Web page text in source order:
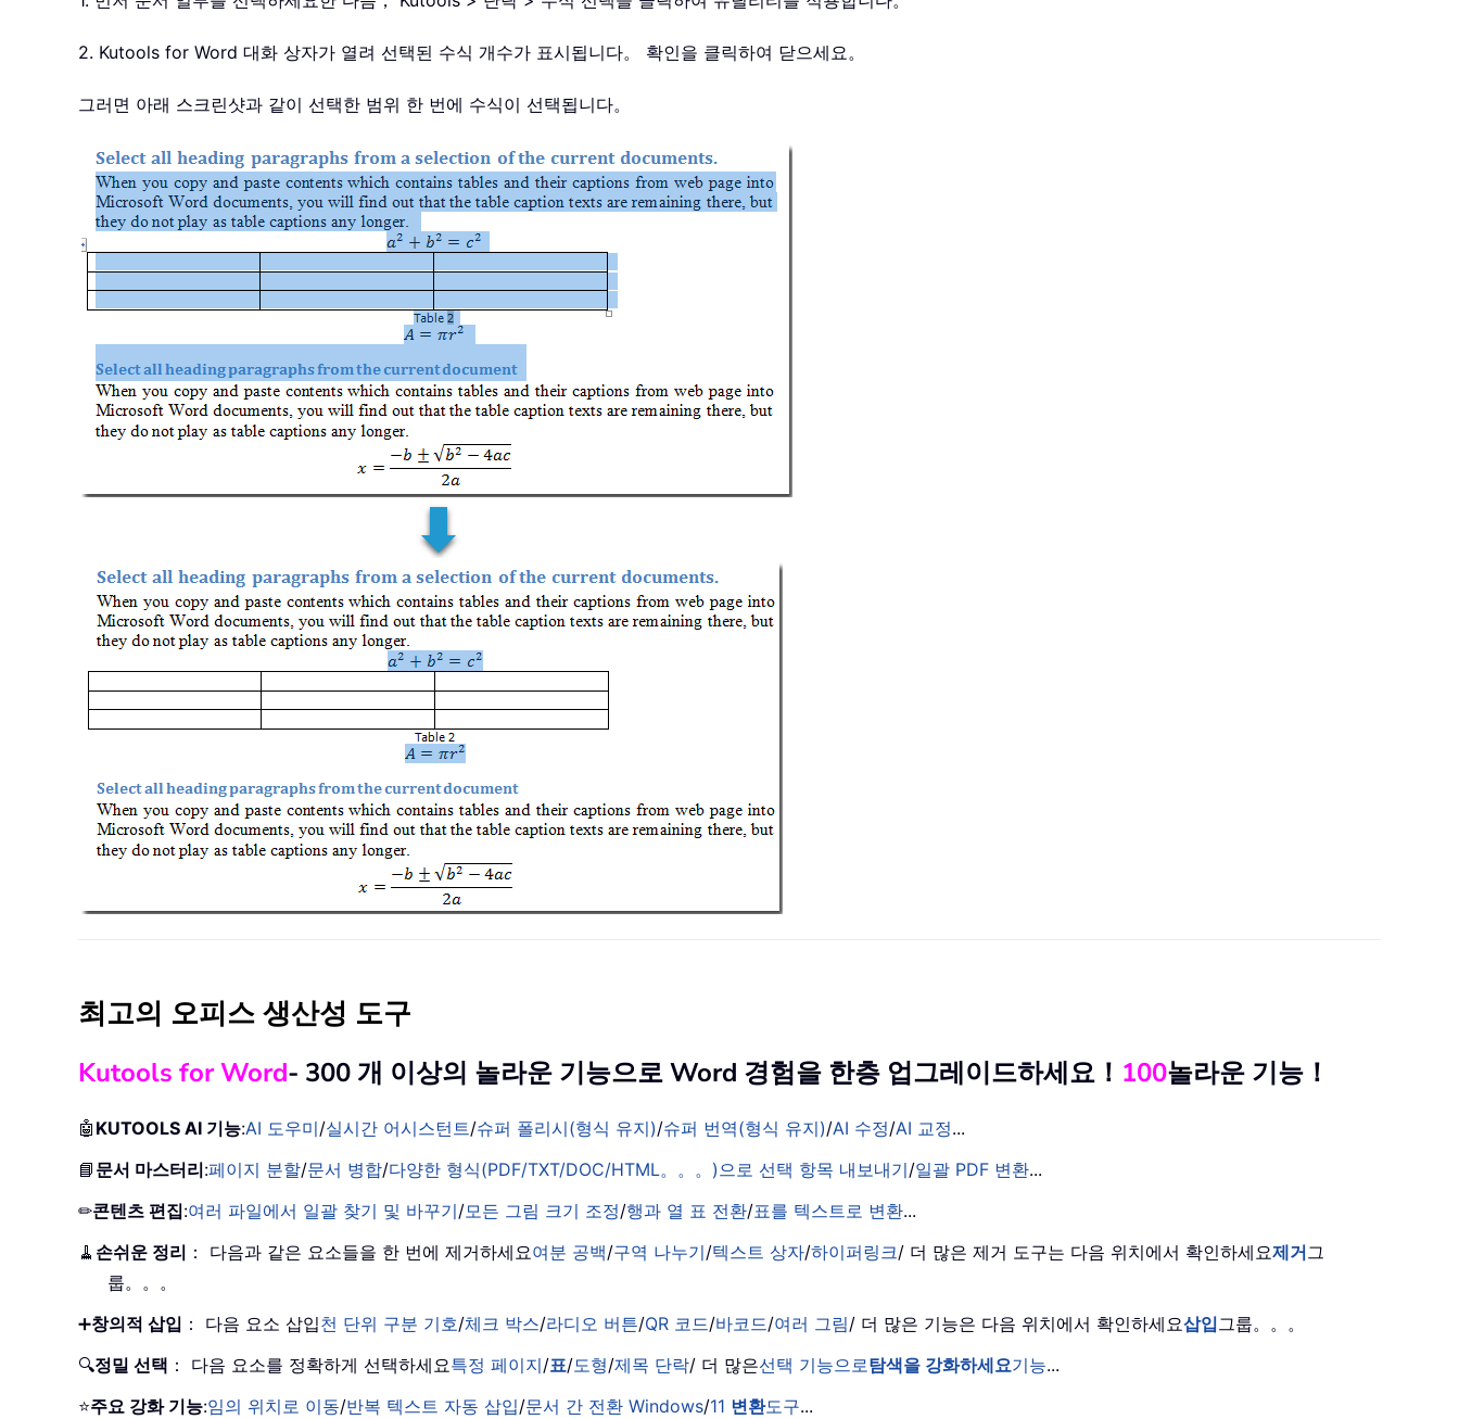
2. Kutools for Word 대화 상자가 열려 선택된 수식 개수가 표시됩니다。 확인을 클릭하여 닫으세요。
그러면 아래 스크린샷과 같이 선택한 범위 한 번에 수식이 선택됩니다。
최고의 오피스 생산성 도구
Kutools for Word- 300 개 이상의 놀라운 기능으로 Word 경험을 한층 업그레이드하세요！ 100놀라운 기능！
🤖 KUTOOLS AI 기능:AI 도우미/실시간 어시스턴트/슈퍼 폴리시(형식 유지)/슈퍼 번역(형식 유지)/AI 수정/AI 교정...
📘 문서 마스터리:페이지 분할/문서 병합/다양한 형식(PDF/TXT/DOC/HTML。。。)으로 선택 항목 내보내기/일괄 PDF 변환...
✏콘텐츠 편집:여러 파일에서 일괄 찾기 및 바꾸기/모든 그림 크기 조정/행과 열 표 전환/표를 텍스트로 변환...
🧹 손쉬운 정리 ： 다음과 같은 요소들을 한 번에 제거하세요여분 공백/구역 나누기/텍스트 상자/하이퍼링크/ 더 많은 제거 도구는 다음 위치에서 확인하세요제거그
룹。。。
➕창의적 삽입 ： 다음 요소 삽입천 단위 구분 기호/체크 박스/라디오 버튼/QR 코드/바코드/여러 그림/ 더 많은 기능은 다음 위치에서 확인하세요삽입그룹。。。
🔍정밀 선택 ： 다음 요소를 정확하게 선택하세요특정 페이지/표/도형/제목 단락/ 더 많은선택 기능으로탐색을 강화하세요기능...
⭐주요 강화 기능:임의 위치로 이동/반복 텍스트 자동 삽입/문서 간 전환 Windows/11 변환도구...